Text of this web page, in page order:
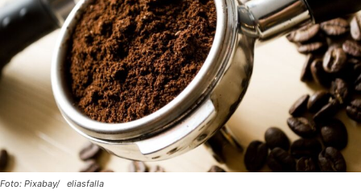
Foto: Pixabay/ eliasfalla